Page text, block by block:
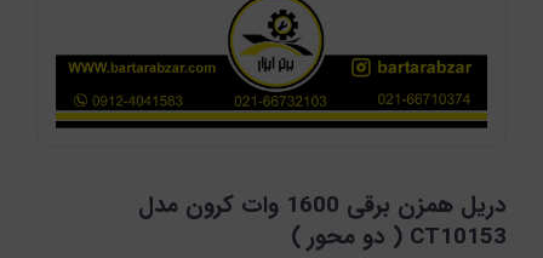
دریل همزن برقی 1600 وات کرون مدل
CT10153 ( دو محور )